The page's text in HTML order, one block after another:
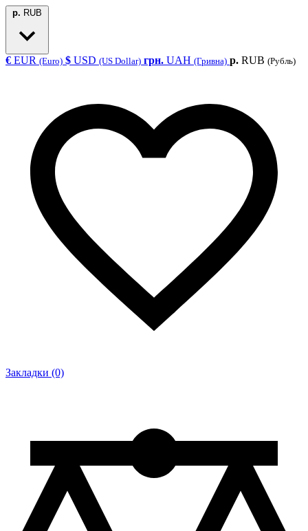
р. RUB
€ EUR (Euro) $ USD (US Dollar) грн. UAH (Гривна) р. RUB (Рубль)
Закладки (0)